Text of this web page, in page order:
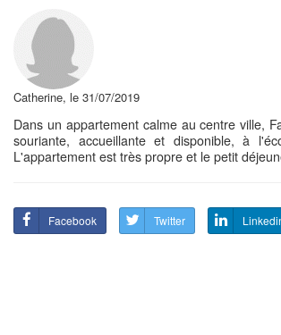
Catherine, le 31/07/2019
Dans un appartement calme au centre ville,
souriante, accueillante et disponible, à
L'appartement est très propre et le petit
Facebook Twitter